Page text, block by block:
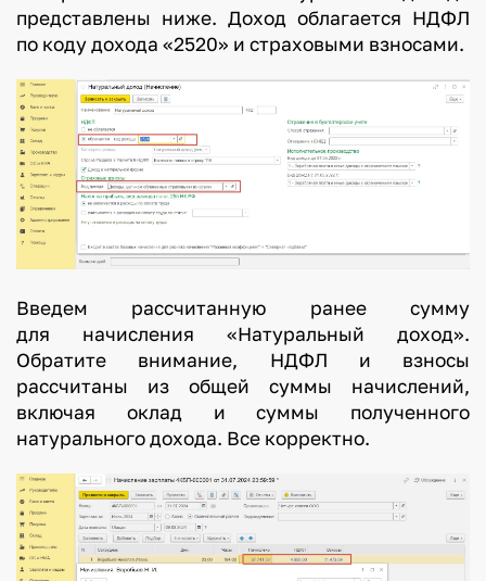
представлены ниже. Доход облагается НДФЛ
по коду дохода «2520» и страховыми взносами.
Введем рассчитанную ранее сумму
для начисления «Натуральный доход».
Обратите внимание, НДФЛ и взносы
рассчитаны из общей суммы начислений,
включая оклад и суммы полученного
натурального дохода. Все корректно.